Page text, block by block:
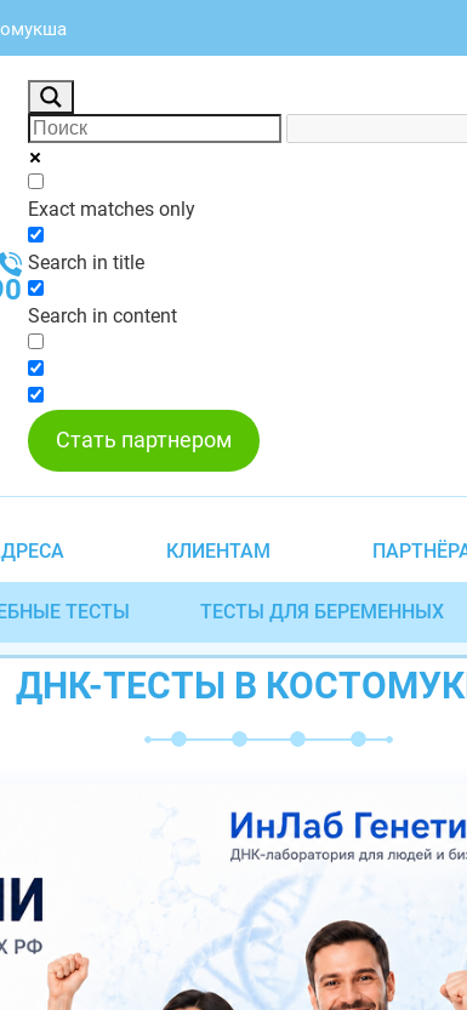
Exact matches only
Search in title
Search in content
Стать партнером
КЛИЕНТАМ
ТЕСТЫ ТЕСТЫ ДЛЯ БЕРЕМЕННЫХ
ДНК-ТЕСТЫ В